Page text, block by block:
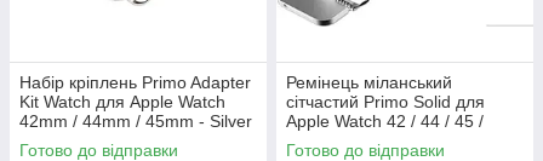
Набір кріплень Primo Adapter
Kit Watch для Apple Watch
42mm / 44mm / 45mm - Silver
Готово до відправки
Ремінець міланський
сітчастий Primo Solid для
Apple Watch 42 / 44 / 45 /
S10-46mm - Silver
Готово до відправки